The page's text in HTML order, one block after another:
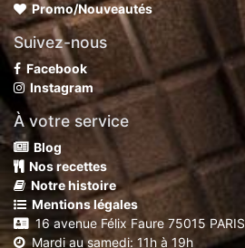
Promo/Nouveautés
Suivez-nous
Facebook
Instagram
À votre service
Blog
Nos recettes
Notre histoire
Mentions légales
16 avenue Félix Faure 75015 PARIS
Mardi au samedi: 11h à 19h